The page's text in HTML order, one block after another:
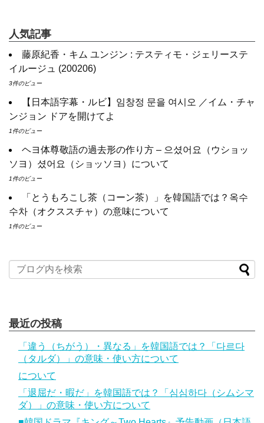
ソン・ヘギョ – ソンヘギョ キスまとめ
한가인 –
「ライフ・ オン・ マーズ」2019年11月2日TSUTAYAにて先行レン
(ENG SUB) Behind The Scene Hyun Bin 현빈
Crash Landing On You/ヒョンビン
ソンイェジン / エンジョイ
ユン・ギュンサン、番組にも登場した愛猫が急死…イ・ソンギョン
ら同僚芸能人から慰めの言葉が続々 – Taka News
キム・レウォンの影絵遊び！？「黒騎士～永遠の約束～」メイキン
Powered by livedoor 相互RSS
九尾狐外伝 第２話 キム・ジウ チョ・ヒョンジェ
九尾狐外伝 メイキング03 ハン・イェスル
チョ・ヒョンジェ 조현재 九尾狐外伝 制作発表会
「まず熱く掃除せよ」女優キム・ユジョン、「健康がとても回復…
痩せたのはソン・ジェリムのせい!? 」 (11/26)
キム・ユジョン、美しいセルフショットで近況を伝える“会いたいで
しょ？” Big News TV
を見た瞬間惹かれた” 20180123
幻の王女チャミョンゴ エンディング
YUCHUN ♥ LOVE 15 「成均館 5話」
[Fan MV]七日の王妃(7일의 왕비)OST – 정기고 (Junggigo) – 그리고
그려도 (Miss You In My Heart)
演で話題 Big News TV
Powered by livedoor 相互RSS
人気記事
藤原紀香・キム ユンジン : テスティモ・ジェリーステ
イルージュ (200206)
3件のビュー
【日本語字幕・ルビ】임창정 문을 여시오 ／イム・チャ
ンジョン ドアを開けてよ
1件のビュー
ヘヨ体尊敬語の過去形の作り方 – 으셨어요（ウショッ
ソヨ）셨어요（ショッソヨ）について
1件のビュー
「とうもろこし茶（コーン茶）」を韓国語では？옥수
수차（オクススチャ）の意味について
1件のビュー
最近の投稿
「違う（ちがう）・異なる」を韓国語では？「다르다
（タルダ）」の意味・使い方について
について
「退屈だ・暇だ」を韓国語では？「심심하다（シムシマ
ダ）」の意味・使い方について